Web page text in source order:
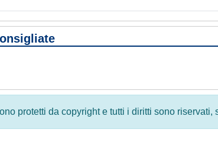
protetti da copyright e tutti i diritti sono